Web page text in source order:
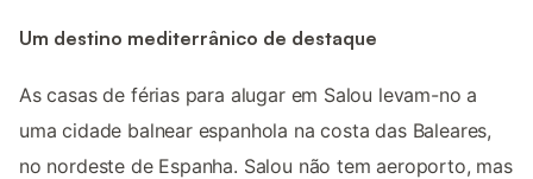
Um destino mediterrânico de destaque
As casas de férias para alugar em Salou levam-no a
uma cidade balnear espanhola na costa das Baleares,
no nordeste de Espanha. Salou não tem aeroporto, mas